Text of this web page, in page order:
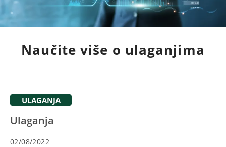
Naučite više o ulaganjima
ULAGANJA
Ulaganja
02/08/2022